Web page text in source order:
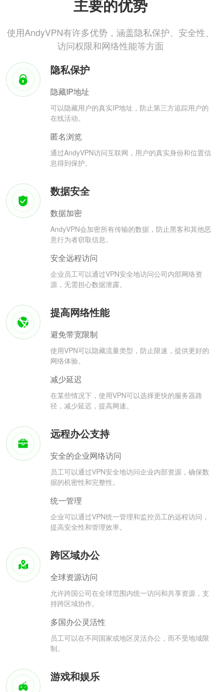
主要的优势
使用AndyVPN有许多优势，涵盖隐私保护、安全性、
访问权限和网络性能等方面
隐私保护
隐藏IP地址
可以隐藏用户的真实IP地址，防止第三方追踪用户的
在线活动。
匿名浏览
通过AndyVPN访问互联网，用户的真实身份和位置信
息得到保护。
数据安全
数据加密
AndyVPN会加密所有传输的数据，防止黑客和其他恶
意行为者窃取信息。
安全远程访问
企业员工可以通过VPN安全地访问公司内部网络资
源，无需担心数据泄露。
提高网络性能
避免带宽限制
使用VPN可以隐藏流量类型，防止限速，提供更好的
网络体验。
减少延迟
在某些情况下，使用VPN可以选择更快的服务器路
径，减少延迟，提高网速。
远程办公支持
安全的企业网络访问
员工可以通过VPN安全地访问企业内部资源，确保数
据的机密性和完整性。
统一管理
企业可以通过VPN统一管理和监控员工的远程访问，
提高安全性和管理效率。
跨区域办公
全球资源访问
允许跨国公司在全球范围内统一访问和共享资源，支
持跨区域协作。
多国办公灵活性
员工可以在不同国家或地区灵活办公，而不受地域限
制。
游戏和娱乐